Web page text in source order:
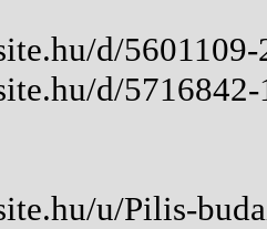
d/
d/
u/Pilis-